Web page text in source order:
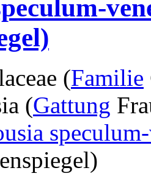
(Familie
(Gattung